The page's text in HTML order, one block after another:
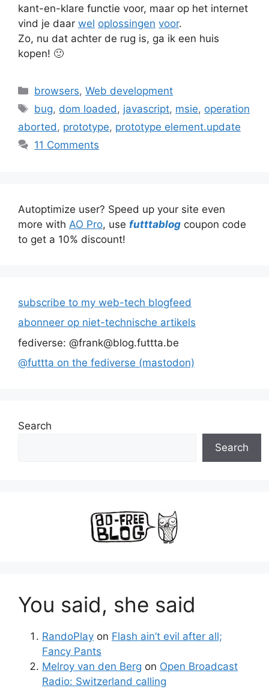
kant-en-klare functie voor, maar op het internet
vind je daar wel oplossingen voor.
Zo, nu dat achter de rug is, ga ik een huis
kopen! 🙂
Categories
browsers,Web development
Tags
bug, dom loaded , javascript, msie, operation
aborted , prototype, prototype element.update
11 Comments
Autoptimize user? Speed up your site even
more with AO Pro, use futttablog coupon code
to get a 10% discount!
subscribe to my web-tech blogfeed
abonneer op niet-technische artikels
fediverse: @frank@blog.futtta.be
@futtta on the fediverse (mastodon)
Search
Search
You said, she said
RandoPlay on Flash ain’t evil after all;
Fancy Pants
Melroy van den Berg on Open Broadcast
Radio: Switzerland calling